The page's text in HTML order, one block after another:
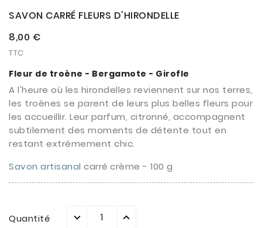
SAVON CARRÉ FLEURS D'HIRONDELLE
8,00 €
TTC
Fleur de troène - Bergamote - Girofle
A l'heure où les hirondelles reviennent sur nos terres,
les troènes se parent de leurs plus belles fleurs pour
les accueillir. Leur parfum, citronné, accompagnent
subtilement des moments de détente tout en
restant extrêmement chic.
Savon artisanal carré crème - 100 g
Quantité